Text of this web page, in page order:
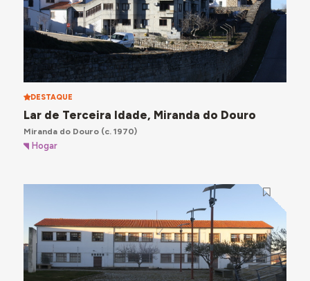
DESTAQUE
Lar de Terceira Idade, Miranda do Douro
Miranda do Douro(c. 1970)
Hogar